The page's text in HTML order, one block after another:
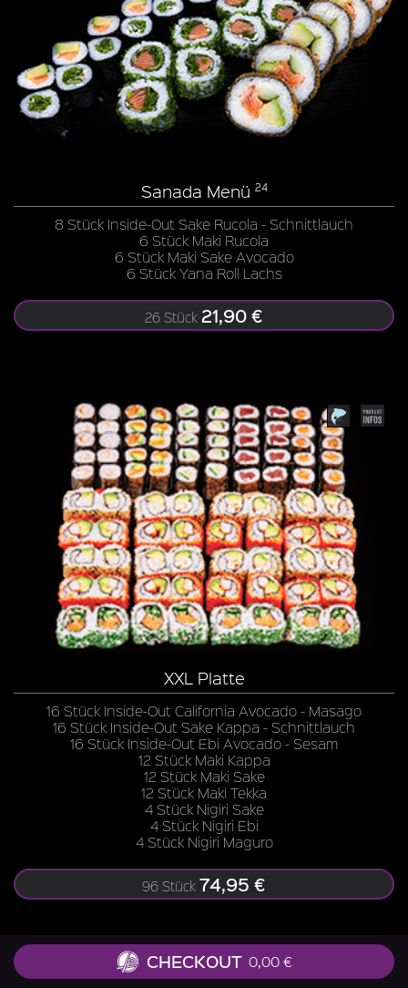
Sanada Menü 24
8 Stück Inside-Out Sake Rucola - Schnittlauch
6 Stück Maki Rucola
6 Stück Maki Sake Avocado
6 Stück Yana Roll Lachs
26 Stück 21,90 €
XXL Platte
16 Stück Inside-Out California Avocado - Masago
16 Stück Inside-Out Sake Kappa - Schnittlauch
16 Stück Inside-Out Ebi Avocado - Sesam
12 Stück Maki Kappa
12 Stück Maki Sake
12 Stück Maki Tekka
4 Stück Nigiri Sake
4 Stück Nigiri Ebi
4 Stück Nigiri Maguro
96 Stück 74,95 €
Zu allen Gerichten liefern wir Ingwer, Wasabi, Soja-
CHECKOUT 0,00 €